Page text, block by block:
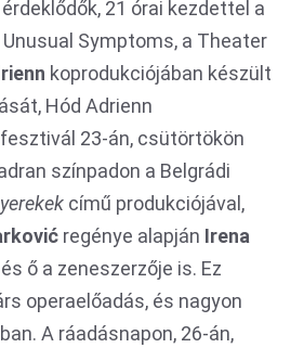
21 órai kezdettel a
Unusual Symptoms, a Theater
koprodukciójában készült
Hód Adrienn
23-án, csütörtökön
színpadon a Belgrádi
című produkciójával,
ć regénye alapján Irena
ő a zeneszerzője is. Ez
operaelőadás, és nagyon
A ráadásnapon, 26-án,